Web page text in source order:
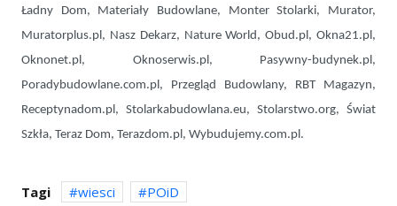
Ładny Dom, Materiały Budowlane, Monter Stolarki, Murator,
Muratorplus.pl, Nasz Dekarz, Nature World, Obud.pl, Okna21.pl,
Oknonet.pl, Oknoserwis.pl, Pasywny-budynek.pl,
Poradybudowlane.com.pl, Przegląd Budowlany, RBT Magazyn,
Receptynadom.pl, Stolarkabudowlana.eu, Stolarstwo.org, Świat
Szkła, Teraz Dom, Terazdom.pl, Wybudujemy.com.pl.
Tagi wiesci
POiD